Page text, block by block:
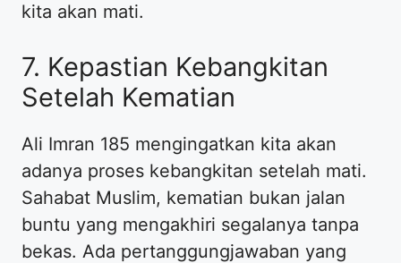
kita akan mati.
7. Kepastian Kebangkitan
Setelah Kematian
Ali Imran 185 mengingatkan kita akan
adanya proses kebangkitan setelah mati.
Sahabat Muslim, kematian bukan jalan
buntu yang mengakhiri segalanya tanpa
bekas. Ada pertanggungjawaban yang